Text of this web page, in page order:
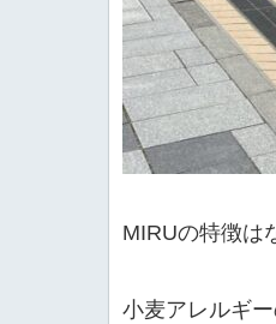
MIRUの特徴は
小麦アレルギ